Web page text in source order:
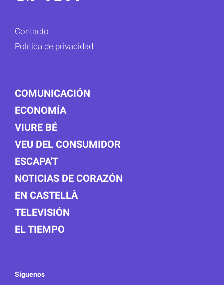
Contacto
Política de privacidad
COMUNICACIÓN
ECONOMÍA
VIURE BÉ
VEU DEL CONSUMIDOR
ESCAPA'T
NOTICIAS DE CORAZÓN
EN CASTELLÀ
TELEVISIÓN
EL TIEMPO
Síguenos